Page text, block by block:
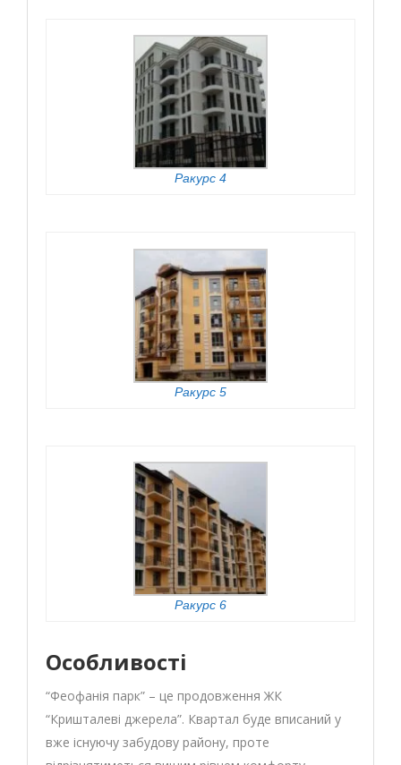
Ракурс 4
Ракурс 5
Ракурс 6
Особливості
“Феофанія парк” – це продовження ЖК
“Кришталеві джерела”. Квартал буде вписаний у
вже існуючу забудову району, проте